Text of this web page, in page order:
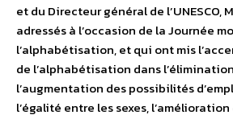
et du Directeur général de l’UNESCO,
adressés à l’occasion de la Journée
l’alphabétisation, et qui ont mis
de l’alphabétisation dans
l’augmentation des possibilités
l’égalité entre les sexes,